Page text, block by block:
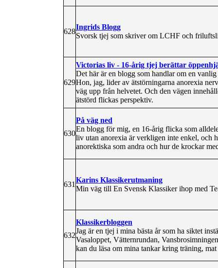
628
Ingrids Blogg
Svorsk tjej som skriver om LCHF och
629
Victorias liv - 16-årig tjej berättar
Det här är en blogg som handlar om en
Hon, jag, lider av ätstörningarna anorexia
väg upp från helvetet. Och den vägen
ätstörd flickas perspektiv.
630
På väg ned
En blogg för mig, en 16-årig flicka som
liv utan anorexia är verkligen inte enkel, och
anorektiska som andra och hur de krockar
631
Karins Klassikerutmaning
Min väg till En Svensk Klassiker ihop med
632
Klassikerbloggen
Jag är en tjej i mina bästa år som ha siktet
Vasaloppet, Vätternrundan,
kan du läsa om mina tankar kring träning,